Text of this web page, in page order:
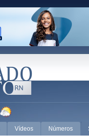
Vídeos Números